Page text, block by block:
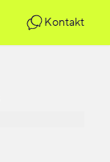
Kontakt